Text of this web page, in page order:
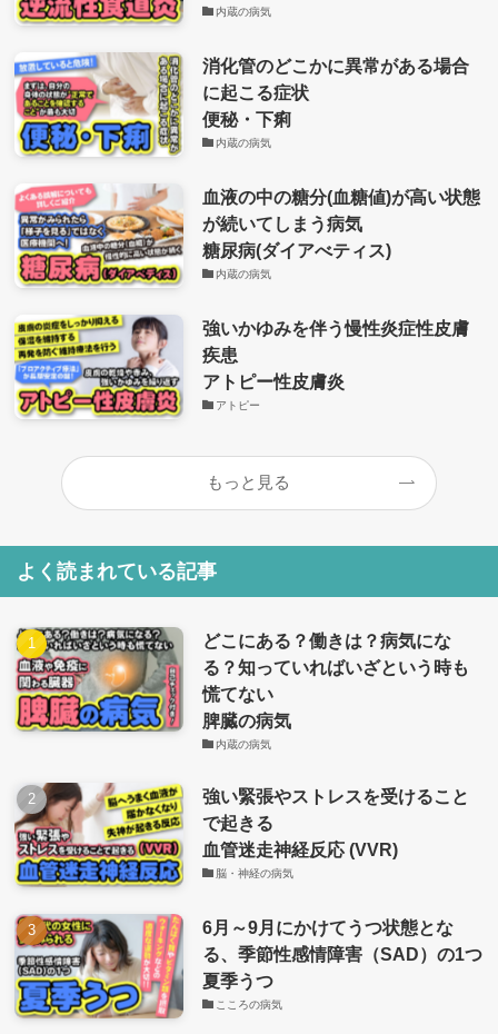
内蔵の病気
消化管のどこかに異常がある場合
に起こる症状
便秘・下痢
内蔵の病気
血液の中の糖分(血糖値)が高い状態
が続いてしまう病気
糖尿病(ダイアべティス)
内蔵の病気
強いかゆみを伴う慢性炎症性皮膚
疾患
アトピー性皮膚炎
アトピー
もっと見る
よく読まれている記事
どこにある？働きは？病気にな
る？知っていればいざという時も
慌てない
脾臓の病気
内蔵の病気
強い緊張やストレスを受けること
で起きる
血管迷走神経反応 (VVR)
脳・神経の病気
6月～9月にかけてうつ状態とな
る、季節性感情障害（SAD）の1つ
夏季うつ
こころの病気